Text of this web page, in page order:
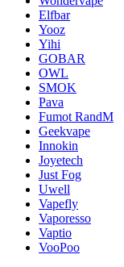
Elfbar
Yooz
Yihi
GOBAR
OWL
SMOK
Pava
Fumot RandM
Geekvape
Innokin
Joyetech
Just Fog
Uwell
Vapefly
Vaporesso
Vaptio
VooPoo